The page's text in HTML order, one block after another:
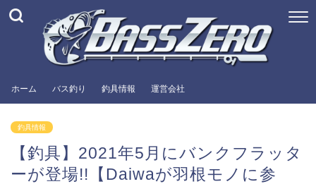
ホーム バス釣り 釣具情報 運営会社
釣具情報
【釣具】2021年5月にバンクフラッタ
ーが登場!!【Daiwaが羽根モノに参